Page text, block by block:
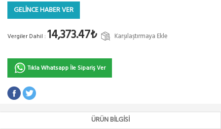
GELİNCE HABER VER
Vergiler Dahil : 14,373.47₺ Karşılaştırmaya Ekle
Tıkla Whatsapp İle Sipariş Ver
ÜRÜN BILGISI